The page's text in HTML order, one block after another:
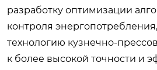
разработку оптимизации
контроля
технологию кузнечно-
к более высокой точности и